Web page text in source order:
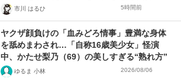
市川 はるひ 5時間前
ヤクザ顔負けの「血みどろ情事」豊満な身体
を舐めまわされ…「自称16歳美少女」怪演
中、かたせ梨乃（69）の美しすぎる“熟れ方”
ゆるま 小林 2026/08/06